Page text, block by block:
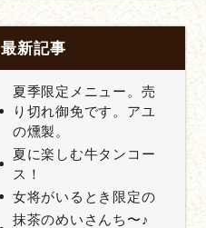
最新記事
夏季限定メニュー。売
り切れ御免です。アユ
の燻製。
夏に楽しむ牛タンコー
ス！
女将がいるとき限定の
抹茶のめいさんち〜♪